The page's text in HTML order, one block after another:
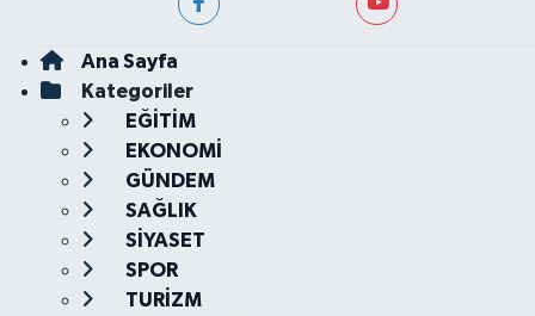
Ana Sayfa
Kategoriler
EĞİTİM
EKONOMİ
GÜNDEM
SAĞLIK
SİYASET
SPOR
TURİZM